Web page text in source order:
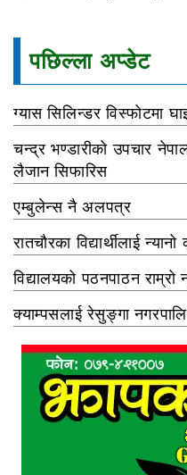
पछिल्ला अप्डेट
ग्यास सिलिन्डर विस्फोटमा
चन्द्र भण्डारीको उपचार
लैजान सिफारिस
एम्बुलेन्स नै अलपत्र
रातचौरका विद्यार्थीलाई
विद्यालयको पठनपाठन
क्याम्पसलाई रेसुङ्गा